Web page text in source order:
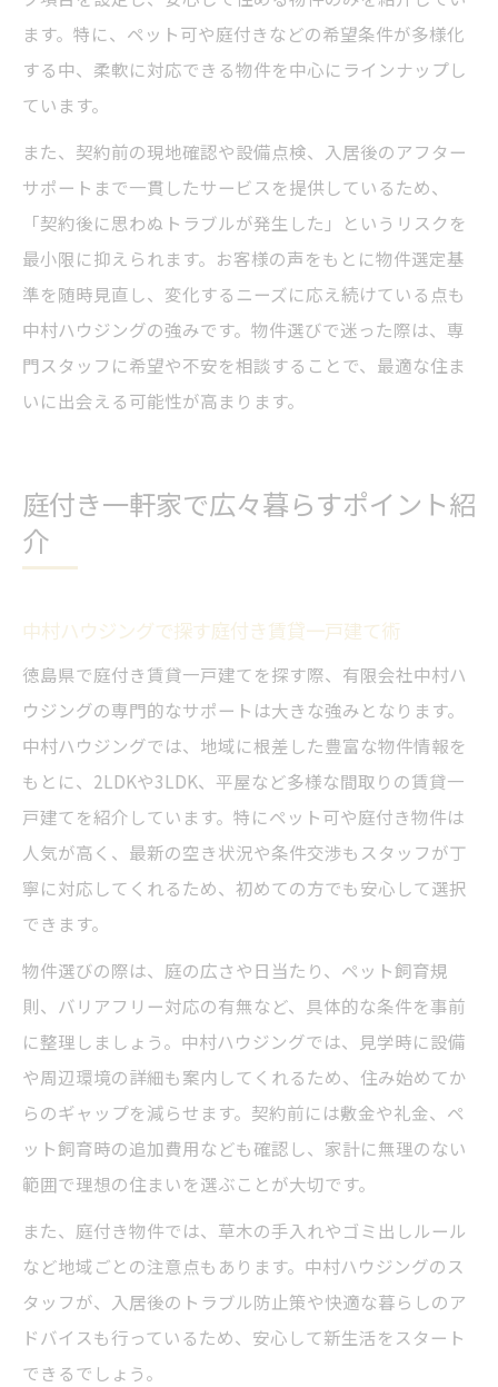
ます。特に、ペット可や庭付きなどの希望条件が多様化
する中、柔軟に対応できる物件を中心にラインナップし
ています。
また、契約前の現地確認や設備点検、入居後のアフター
サポートまで一貫したサービスを提供しているため、
「契約後に思わぬトラブルが発生した」というリスクを
最小限に抑えられます。お客様の声をもとに物件選定基
準を随時見直し、変化するニーズに応え続けている点も
中村ハウジングの強みです。物件選びで迷った際は、専
門スタッフに希望や不安を相談することで、最適な住ま
いに出会える可能性が高まります。
庭付き一軒家で広々暮らすポイント紹
介
中村ハウジングで探す庭付き賃貸一戸建て術
徳島県で庭付き賃貸一戸建てを探す際、有限会社中村ハ
ウジングの専門的なサポートは大きな強みとなります。
中村ハウジングでは、地域に根差した豊富な物件情報を
もとに、2LDKや3LDK、平屋など多様な間取りの賃貸一
戸建てを紹介しています。特にペット可や庭付き物件は
人気が高く、最新の空き状況や条件交渉もスタッフが丁
寧に対応してくれるため、初めての方でも安心して選択
できます。
物件選びの際は、庭の広さや日当たり、ペット飼育規
則、バリアフリー対応の有無など、具体的な条件を事前
に整理しましょう。中村ハウジングでは、見学時に設備
や周辺環境の詳細も案内してくれるため、住み始めてか
らのギャップを減らせます。契約前には敷金や礼金、ペ
ット飼育時の追加費用なども確認し、家計に無理のない
範囲で理想の住まいを選ぶことが大切です。
また、庭付き物件では、草木の手入れやゴミ出しルール
など地域ごとの注意点もあります。中村ハウジングのス
タッフが、入居後のトラブル防止策や快適な暮らしのア
ドバイスも行っているため、安心して新生活をスタート
できるでしょう。